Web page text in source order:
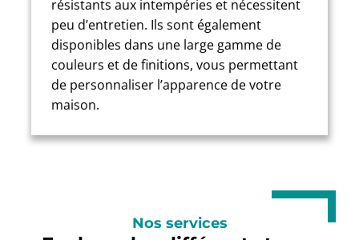
résistants aux intempéries et nécessitent
peu d’entretien. Ils sont également
disponibles dans une large gamme de
couleurs et de finitions, vous permettant
de personnaliser l’apparence de votre
maison.
Nos services